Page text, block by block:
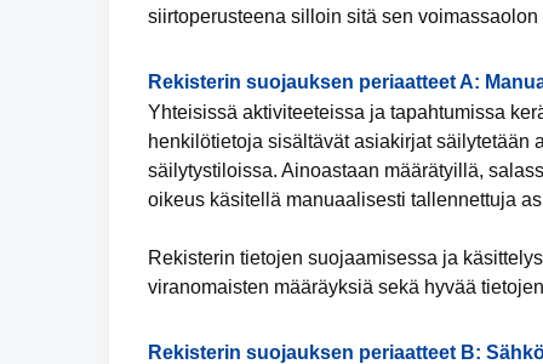
siirtoperusteena silloin sitä sen voimassaolon
Rekisterin suojauksen periaatteet A:
Yhteisissä aktiviteeteissa ja tapahtumissa
henkilötietoja sisältävät asiakirjat
säilytystiloissa. Ainoastaan määrätyillä,
oikeus käsitellä manuaalisesti tallennettuja
Rekisterin tietojen suojaamisessa ja
viranomaisten määräyksiä sekä hyvää
Rekisterin suojauksen periaatteet B: